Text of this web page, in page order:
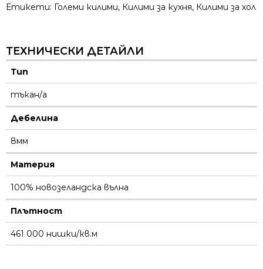
Етикети: Големи килими, Килими за кухня, Килими за хол
ТЕХНИЧЕСКИ ДЕТАЙЛИ
Тип
тъкан/а
Дебелина
8мм
Материя
100% новозеландска вълна
Плътност
461 000 нишки/кв.м